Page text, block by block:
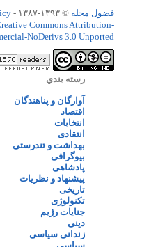
فضول محله © ۱۳۹۳-۱۳۸۷ -
Commons Attribution-
NoDerivs 3.0 Unported
رسته بندي
آوارگان و پناهندگان
اقتصاد
انتخابات
انتقادی
بهداشت و تندرستی
بیوگرافی
پادشاهی
پیشنهاد و نظریات
تاریخی
تکنولوژی
جنایات رژیم
دینی
زندانی سیاسی